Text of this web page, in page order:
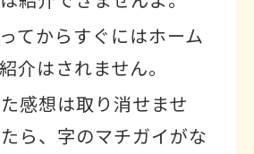
てからすぐにはホーム
介はされません。
感想は取り消せませ
ら、字のマチガイがな